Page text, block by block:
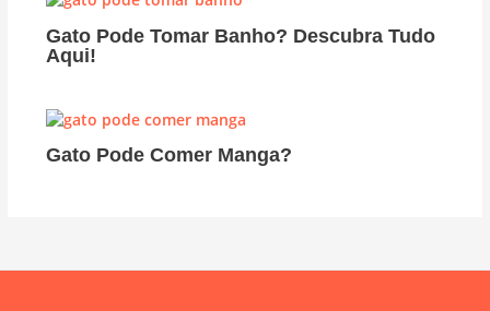
Gato Pode Tomar Banho? Descubra Tudo
Aqui!
Gato Pode Comer Manga?